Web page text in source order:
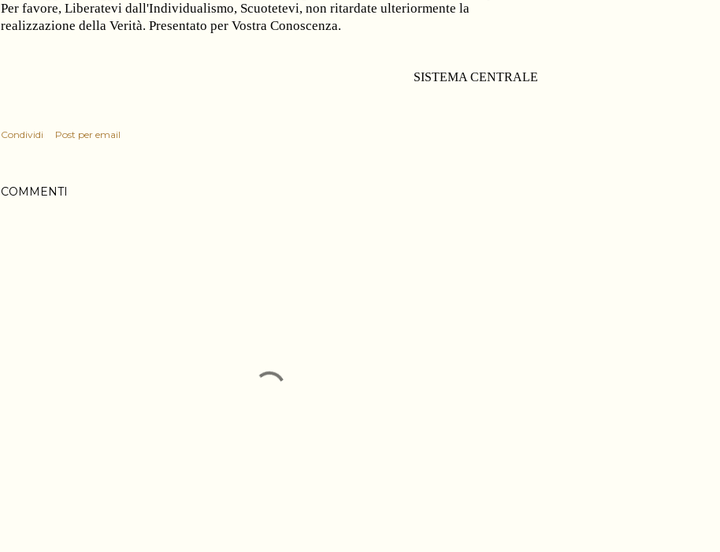
Per favore, Liberatevi dall'Individualismo, Scuotetevi, non ritardate ulteriormente la
realizzazione della Verità. Presentato per Vostra Conoscenza.
SISTEMA CENTRALE
Condividi Post per email
COMMENTI